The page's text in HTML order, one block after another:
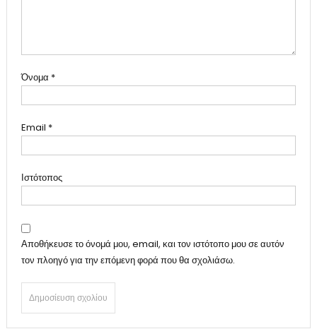
Όνομα *
Email *
Ιστότοπος
Αποθήκευσε το όνομά μου, email, και τον ιστότοπο μου σε αυτόν
τον πλοηγό για την επόμενη φορά που θα σχολιάσω.